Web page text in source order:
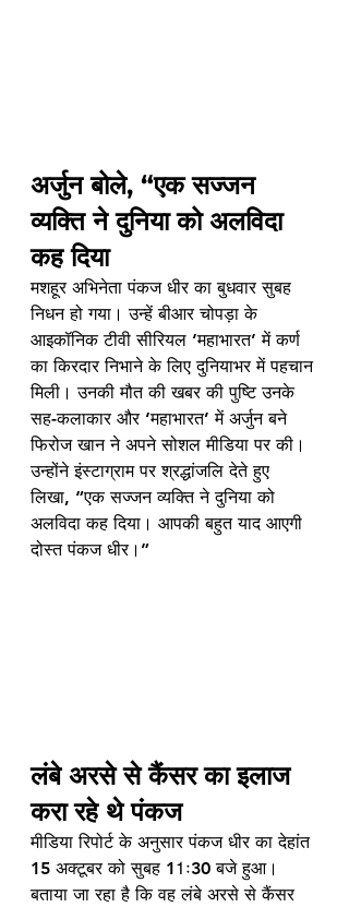
अर्जुन बोले, “एक सज्जन
व्यक्ति ने दुनिया को अलविदा
कह दिया
मशहूर अभिनेता पंकज धीर का बुधवार सुबह
निधन हो गया। उन्हें बीआर चोपड़ा के
आइकॉनिक टीवी सीरियल ‘महाभारत’ में कर्ण
का किरदार निभाने के लिए दुनियाभर में पहचान
मिली। उनकी मौत की खबर की पुष्टि उनके
सह-कलाकार और ‘महाभारत’ में अर्जुन बने
फिरोज खान ने अपने सोशल मीडिया पर की।
उन्होंने इंस्टाग्राम पर श्रद्धांजलि देते हुए
लिखा, “एक सज्जन व्यक्ति ने दुनिया को
अलविदा कह दिया। आपकी बहुत याद आएगी
दोस्त पंकज धीर।”
लंबे अरसे से कैंसर का इलाज
करा रहे थे पंकज
मीडिया रिपोर्ट के अनुसार पंकज धीर का देहांत
15 अक्टूबर को सुबह 11ः30 बजे हुआ।
बताया जा रहा है कि वह लंबे अरसे से कैंसर